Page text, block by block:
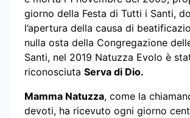
giorno della Festa di Tutti i Santi,
l’apertura della causa di
nulla osta della Congregazione
Santi, nel 2019 Natuzza Evolo è
riconosciuta Serva di Dio.
Mamma Natuzza, come la
devoti, ha ricevuto ogni giorno